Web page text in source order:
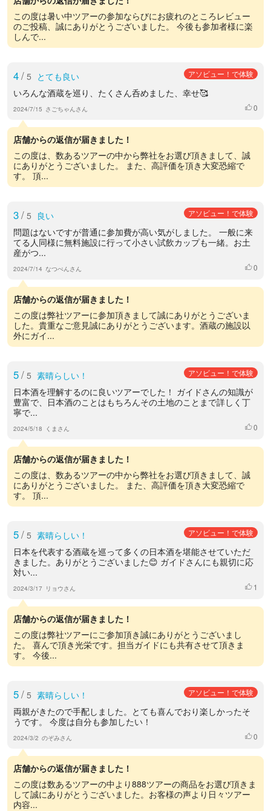
この度は暑い中ツアーの参加ならびにお疲れのところレビュー
のご投稿、誠にありがとうございました。 今後も参加者様に楽
しんで...
4/ 5 とても良い アソビュー！で体験
いろんな酒蔵を巡り、たくさん呑めました、幸せ🥰
2024/7/15 さごちゃんさん いいね
0
店舗からの返信が届きました！
この度は、数あるツアーの中から弊社をお選び頂きまして、誠
にありがとうございました。 また、高評価を頂き大変恐縮で
す。 頂...
3/ 5 良い アソビュー！で体験
問題はないですが普通に参加費が高い気がしました。 一般に来
てる人同様に無料施設に行って小さい試飲カップも一緒。お土
産がつ...
2024/7/14 なつぺんさん いいね
0
店舗からの返信が届きました！
この度は弊社ツアーに参加頂きまして誠にありがとうございま
した。貴重なご意見誠にありがとうございます。酒蔵の施設以
外にガイ...
5/ 5 素晴らしい！ アソビュー！で体験
日本酒を理解するのに良いツアーでした！ ガイドさんの知識が
豊富で、日本酒のことはもちろんその土地のことまで詳しく丁
寧で...
2024/5/18 くまさん いいね
0
店舗からの返信が届きました！
この度は、数あるツアーの中から弊社をお選び頂きまして、誠
にありがとうございました。 また、高評価を頂き大変恐縮で
す。 頂...
5/ 5 素晴らしい！ アソビュー！で体験
日本を代表する酒蔵を巡って多くの日本酒を堪能させていただ
きました。ありがとうございました😊 ガイドさんにも親切に応
対い...
2024/3/17 リョウさん いいね
1
店舗からの返信が届きました！
この度は弊社ツアーにご参加頂き誠にありがとうございまし
た。 喜んで頂き光栄です。担当ガイドにも共有させて頂きま
す。 今後...
5/ 5 素晴らしい！ アソビュー！で体験
両親がきたので手配しました。とても喜んでおり楽しかったそ
うです。 今度は自分も参加したい！
2024/3/2 のぞみさん いいね
0
店舗からの返信が届きました！
この度は数あるツアーの中より888ツアーの商品をお選び頂きま
して誠にありがとうございました。お客様の声より日々ツアー
内容...